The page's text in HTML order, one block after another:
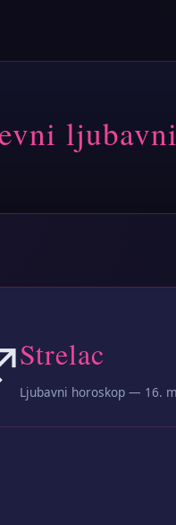
Strelac
Ljubavni horoskop — 16.